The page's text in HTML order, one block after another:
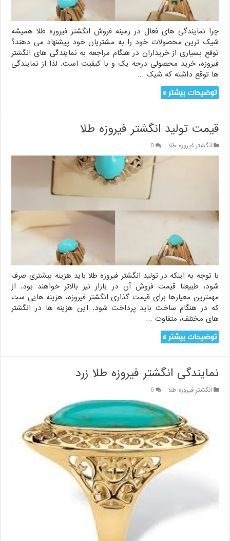
چرا نمایندگی های فعال در زمینه فروش انگشتر فیروزه طلا همیشه
شیک ترین محصولات خود را به مشتریان خود پیشنهاد می دهند؟
توقع بسیاری از خریداران در هنگام مراجعه به نمایندگی های انگشتر
فیروزه، خرید محصولی درجه یک و با کیفیت است. لذا از نمایندگی
ها توقع داشته که شیک …
توضیحات بیشتر »
قیمت تولید انگشتر فیروزه طلا
انگشتر فیروزه طلا 0
با توجه به اینکه در تولید انگشتر فیروزه طلا باید هزینه بیشتری صرف
شود، طبیعتا قیمت فروش آن در بازار نیز بالاتر خواهند بود. از
مهمترین معیارها برای قیمت گذاری انگشتر فیروزه، هزینه هایی ست
که در هنگام ساخت باید پرداخت شود. این هزینه ها در انگشتر
های مختلف، متفاوت …
توضیحات بیشتر »
نمایندگی انگشتر فیروزه طلا زرد
انگشتر فیروزه طلا 0